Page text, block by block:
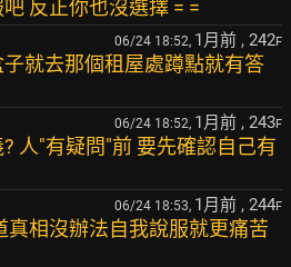
反正你也沒選擇 = =
06/24 18:52, 1月前 , 242F
就去那個租屋處蹲點就有答
06/24 18:52, 1月前 , 243F
人"有疑問"前 要先確認自己有
06/24 18:53, 1月前 , 244F
真相沒辦法自我說服就更痛苦